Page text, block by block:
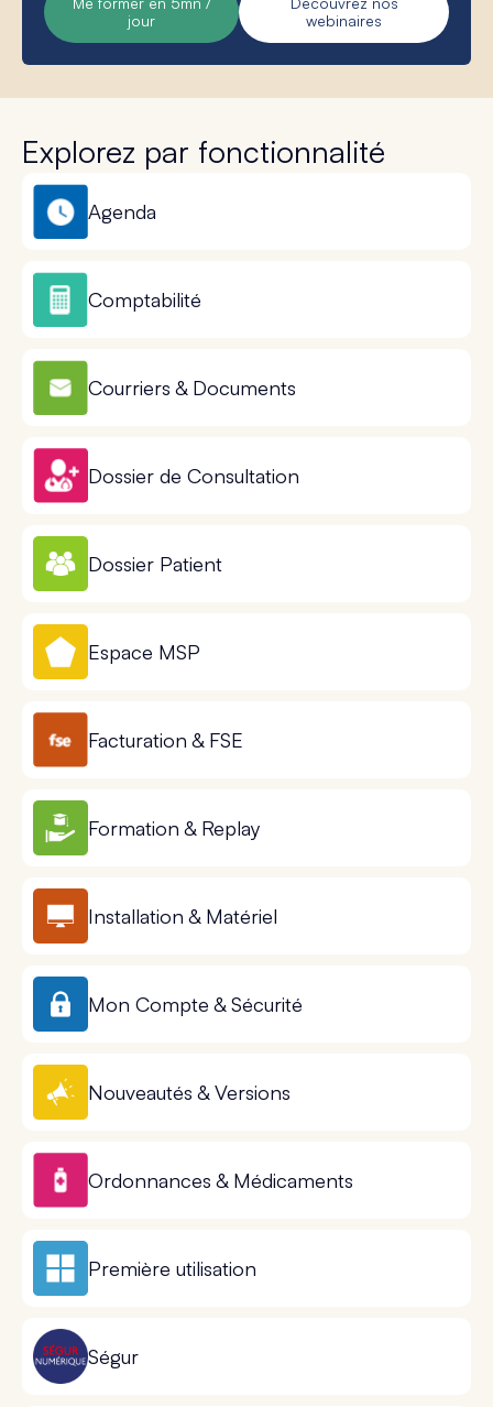
jour
webinaires
Explorez par fonctionnalité
Agenda
Comptabilité
Courriers & Documents
Dossier de Consultation
Dossier Patient
Espace MSP
Facturation & FSE
Formation & Replay
Installation & Matériel
Mon Compte & Sécurité
Nouveautés & Versions
Ordonnances & Médicaments
Première utilisation
Ségur